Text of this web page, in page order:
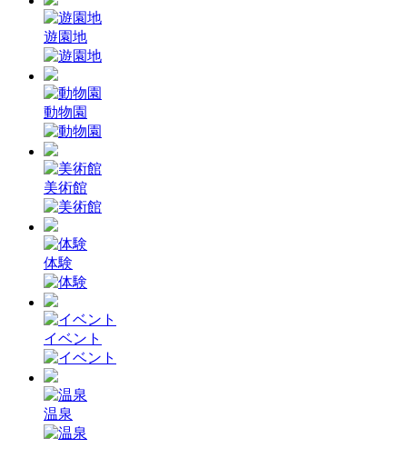
遊園地
動物園
美術館
体験
イベント
温泉